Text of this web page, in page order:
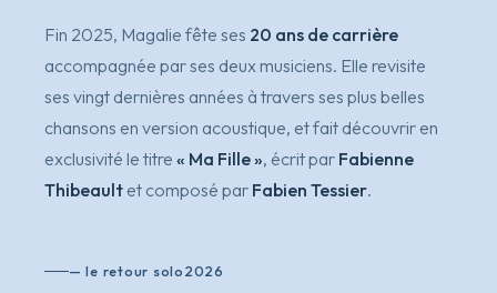
Fin 2025, Magalie fête ses 20 ans de carrière
accompagnée par ses deux musiciens. Elle revisite
ses vingt dernières années à travers ses plus belles
chansons en version acoustique, et fait découvrir en
exclusivité le titre « Ma Fille », écrit par Fabienne
Thibeault et composé par Fabien Tessier.
— le retour solo 2026